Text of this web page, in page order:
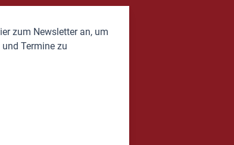
zum Newsletter an, um
Termine zu